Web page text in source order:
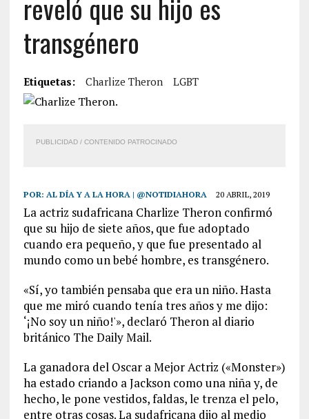
reveló que su hijo es
transgénero
Etiquetas: Charlize Theron LGBT
PUBLICIDAD / CONTENIDO PATROCINADO
POR: AL DÍA Y A LA HORA | @NOTIDIAHORA 20 ABRIL, 2019
La actriz sudafricana Charlize Theron confirmó
que su hijo de siete años, que fue adoptado
cuando era pequeño, y que fue presentado al
mundo como un bebé hombre, es transgénero.
«Sí, yo también pensaba que era un niño. Hasta
que me miró cuando tenía tres años y me dijo:
‘¡No soy un niño!'», declaró Theron al diario
británico The Daily Mail.
La ganadora del Oscar a Mejor Actriz («Monster»)
ha estado criando a Jackson como una niña y, de
hecho, le pone vestidos, faldas, le trenza el pelo,
entre otras cosas. La sudafricana dijo al medio